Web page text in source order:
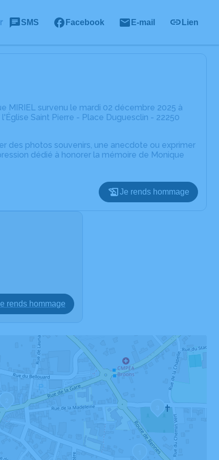
SMS Facebook E-mail Lien
MIRIEL survenu le mardi 02 décembre 2025 à
Saint Pierre - Place Duguesclin - 22250
des photos souvenirs, une anecdote ou exprimer
dédié à honorer la mémoire de Monique
Je rends hommage
rends hommage